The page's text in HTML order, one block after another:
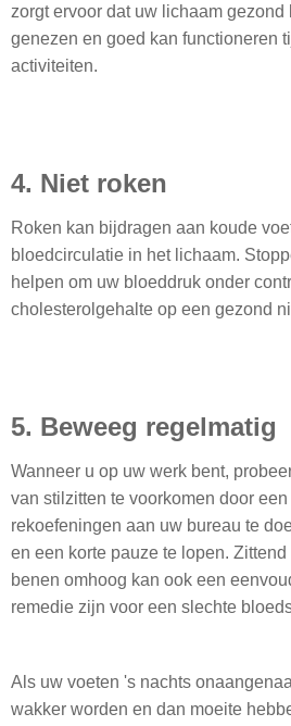
zorgt ervoor dat uw lichaam
genezen en goed kan functioneren
activiteiten.
4. Niet roken
Roken kan bijdragen aan koude
bloedcirculatie in het lichaam.
helpen om uw bloeddruk onder
cholesterolgehalte op een gezond
5. Beweeg regelmatig
Wanneer u op uw werk bent,
van stilzitten te voorkomen door
rekoefeningen aan uw bureau te
en een korte pauze te lopen.
benen omhoog kan ook een
remedie zijn voor een slechte
Als uw voeten 's nachts
wakker worden en dan moeite